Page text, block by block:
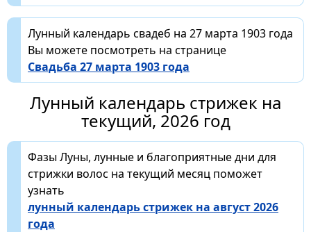
Лунный календарь свадеб на 27 марта 1903 года
Вы можете посмотреть на странице
Свадьба 27 марта 1903 года
Лунный календарь стрижек на
текущий, 2026 год
Фазы Луны, лунные и благоприятные дни для
стрижки волос на текущий месяц поможет
узнать
лунный календарь стрижек на август 2026
года